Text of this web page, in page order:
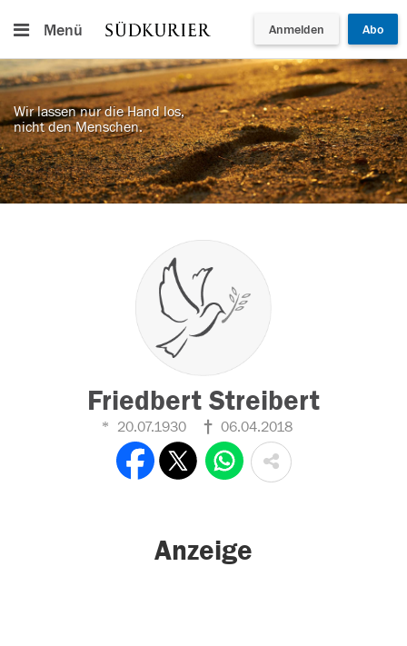
Menü Anmelden Abo
Wir lassen nur die Hand los,
nicht den Menschen.
Friedbert Streibert
20.07.1930 06.04.2018
Anzeige